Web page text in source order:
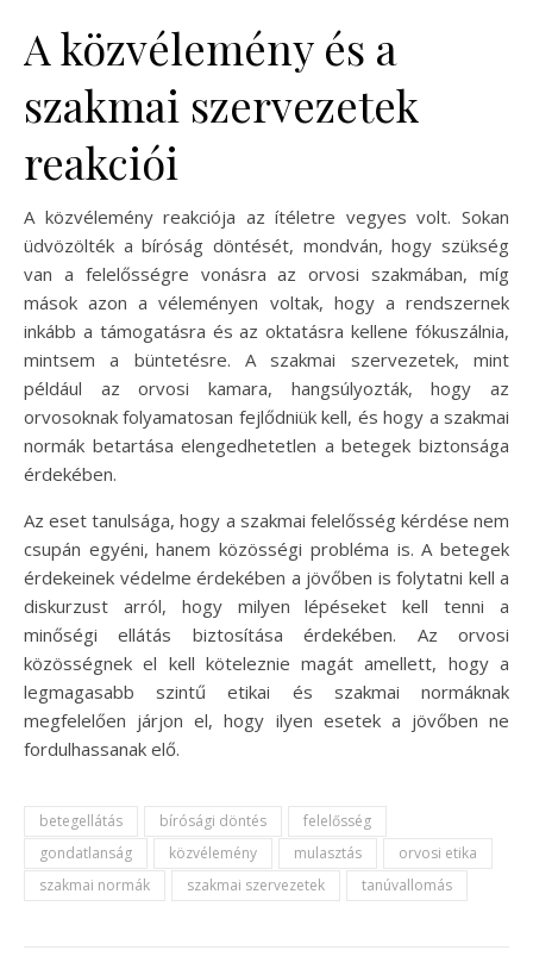
A közvélemény és a
szakmai szervezetek
reakciói
A közvélemény reakciója az ítéletre vegyes volt. Sokan
üdvözölték a bíróság döntését, mondván, hogy szükség
van a felelősségre vonásra az orvosi szakmában, míg
mások azon a véleményen voltak, hogy a rendszernek
inkább a támogatásra és az oktatásra kellene fókuszálnia,
mintsem a büntetésre. A szakmai szervezetek, mint
például az orvosi kamara, hangsúlyozták, hogy az
orvosoknak folyamatosan fejlődniük kell, és hogy a szakmai
normák betartása elengedhetetlen a betegek biztonsága
érdekében.
Az eset tanulsága, hogy a szakmai felelősség kérdése nem
csupán egyéni, hanem közösségi probléma is. A betegek
érdekeinek védelme érdekében a jövőben is folytatni kell a
diskurzust arról, hogy milyen lépéseket kell tenni a
minőségi ellátás biztosítása érdekében. Az orvosi
közösségnek el kell köteleznie magát amellett, hogy a
legmagasabb szintű etikai és szakmai normáknak
megfelelően járjon el, hogy ilyen esetek a jövőben ne
fordulhassanak elő.
betegellátás bírósági döntés
felelősség
gondatlanság
közvélemény mulasztás
orvosi etika
szakmai normák
szakmai szervezetek tanúvallomás